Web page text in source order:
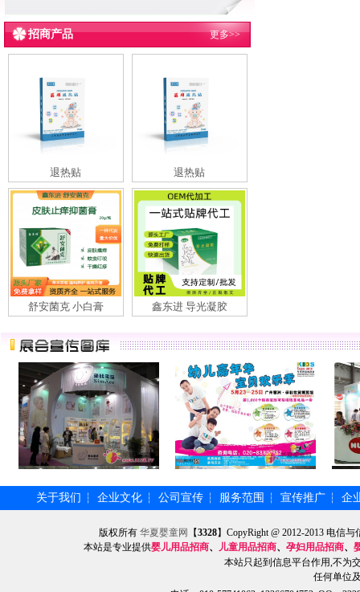
招商产品 更多>>
退热贴 退热贴
舒安菌克 小白膏 鑫东进 导光凝胶
关于我们 ┆ 企业文化 ┆ 公司宣传 ┆ 服务范围 ┆ 宣传推广 ┆ 企
版权所有华夏婴童网 【3328】CopyRight @ 2012-2013 电信
本站是专业提供婴儿用品招商、 儿童用品招商、 孕妇用品招商、
本站只起到信息平台作用,不为
任何单位